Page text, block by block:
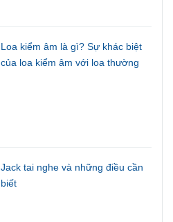
Loa kiểm âm là gì? Sự khác biệt
của loa kiểm âm với loa thường
Jack tai nghe và những điều cần
biết